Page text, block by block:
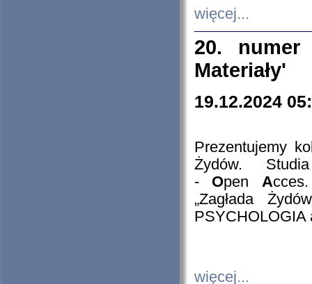
więcej...
20. numer
Materiały'
19.12.2024
Prezentujemy
Żydów.
- Open A
„Zagłada
PSYCHOLOGIA
więcej...